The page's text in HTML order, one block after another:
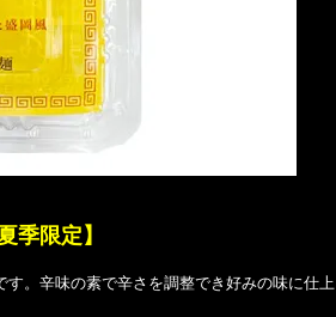
季限定】
。辛味の素で辛さを調整でき好みの味に仕上